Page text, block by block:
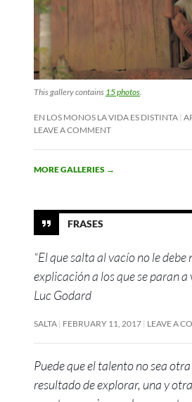
This gallery contains 15 photos.
EN LOS MONOS LA VIDA ES DISTINTA
LEAVE A COMMENT
MORE GALLERIES →
FRASES
“El que salta al vacío no le debe
explicación a los que se paran a
Luc Godard
SALTA FEBRUARY 11, 2017 LEAVE A
Puede que el talento no sea
resultado de explorar, una y